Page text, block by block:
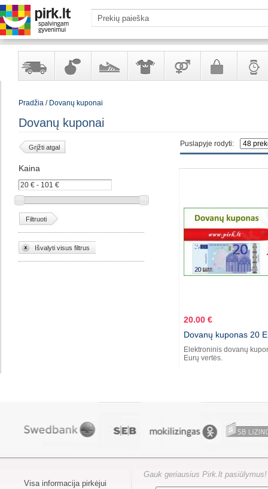
Yra
Kvepalai
kosmetika
Avalynė
Pradžia/ Dovanų kuponai
Dovanų kuponai
Puslapyje rodyti:
Grįžti atgal
Kaina
Filtruoti
Išvalyti visus filtrus
20.00 €
Dovanų kuponas 20
Elektroninis dovanų
Eurų vertės.
Visa informacija pirkėjui
Gauk geriausius Pirk.lt pasiūlymus!